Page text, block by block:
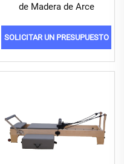
de Madera de Arce
SOLICITAR UN PRESUPUESTO